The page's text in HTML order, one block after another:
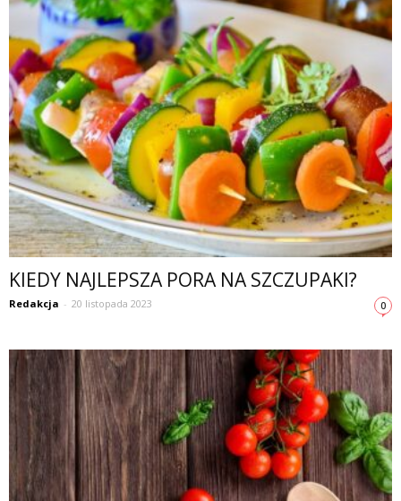
KIEDY NAJLEPSZA PORA NA SZCZUPAKI?
Redakcja - 20 listopada 2023 0